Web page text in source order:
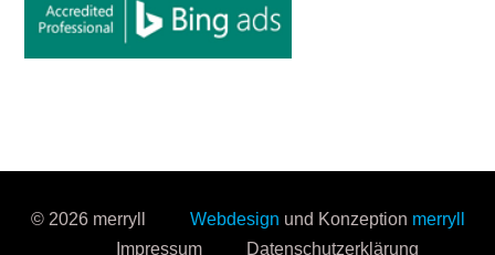
© 2026 merryll Webdesign und Konzeption merryll
Impressum
Datenschutzerklärung